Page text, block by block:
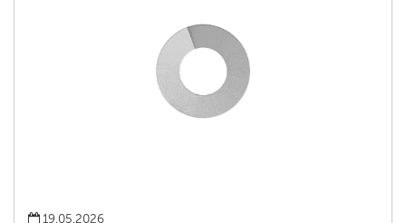
19.05.2026